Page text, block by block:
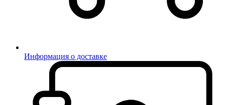
Информация о доставке